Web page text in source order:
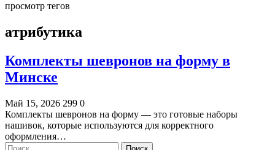
просмотр тегов
aтрибутика
Комплекты шевронов на форму в
Минске
Май 15, 2026 299 0
Комплекты шевронов на форму — это готовые наборы
нашивок, которые используются для корректного
оформления…